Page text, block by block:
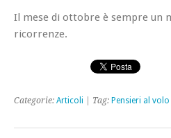
Il mese di ottobre è sempre un
ricorrenze.
Categorie: Articoli | Tag: Pensieri al volo